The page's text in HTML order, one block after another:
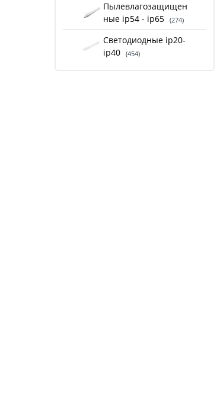
Пылевлагозащищен
ные ip54 - ip65 (274)
Светодиодные ip20-
ip40 (454)